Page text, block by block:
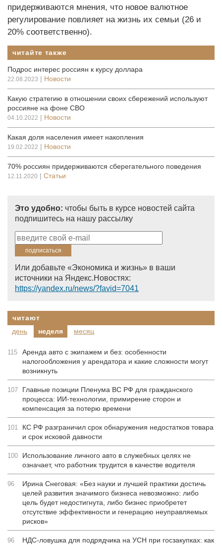
придерживаются мнения, что новое валютное
регулирование повлияет на жизнь их семьи (26 и
20% соответственно).
читайте также
Подрос интерес россиян к курсу доллара
22.08.2023 | Новости
Какую стратегию в отношении своих сбережений используют
россияне на фоне СВО
04.10.2022 | Новости
Какая доля населения имеет накопления
19.02.2022 | Новости
70% россиян придерживаются сберегательного поведения
12.11.2020 | Статьи
Это удобно: чтобы быть в курсе новостей сайта
подпишитесь на нашу рассылку
Или добавьте «Экономика и жизнь» в ваши
источники на Яндекс.Новостях:
https://yandex.ru/news/?favid=7041
читают
день
неделя месяц
115
Аренда авто с экипажем и без: особенности
налогообложения у арендатора и какие сложности могут
возникнуть
107
Главные позиции Пленума ВС РФ для гражданского
процесса: ИИ-технологии, примирение сторон и
компенсация за потерю времени
101
КС РФ разграничил срок обнаружения недостатков товара
и срок исковой давности
100
Использование личного авто в служебных целях не
означает, что работник трудится в качестве водителя
96
Ирина Снеговая: «Без науки и лучшей практики достичь
целей развития значимого бизнеса невозможно: либо
цель будет недостигнута, либо бизнес приобретет
отсутствие эффективности и генерацию неуправляемых
рисков»
96 НДС-ловушка для подрядчика на УСН при госзакупках: как